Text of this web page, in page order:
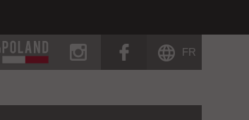
instagram
FR